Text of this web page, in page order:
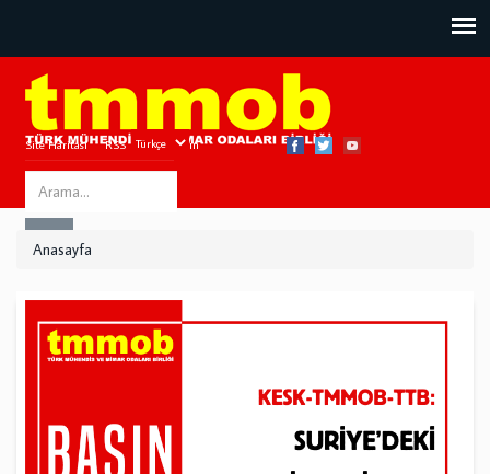
Site Haritası RSS Bize Ulaşın
Search
this
Anasayfa